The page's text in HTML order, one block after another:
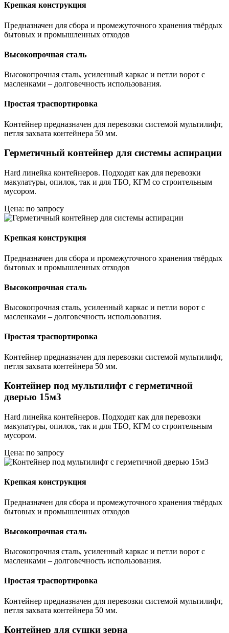
Крепкая конструкция
Предназначен для сбора и промежуточного хранения твёрдых
бытовых и промышленных отходов
Высокопрочная сталь
Высокопрочная сталь, усиленный каркас и петли ворот с
масленками – долговечность использования.
Простая траспортировка
Контейнер предназначен для перевозки системой мультилифт,
петля захвата контейнера 50 мм.
Герметичный контейнер для системы аспирации
Hard линейка контейнеров. Подходят как для перевозки
макулатуры, опилок, так и для ТБО, КГМ со строительным
мусором.
Цена: по запросу
Крепкая конструкция
Предназначен для сбора и промежуточного хранения твёрдых
бытовых и промышленных отходов
Высокопрочная сталь
Высокопрочная сталь, усиленный каркас и петли ворот с
масленками – долговечность использования.
Простая траспортировка
Контейнер предназначен для перевозки системой мультилифт,
петля захвата контейнера 50 мм.
Контейнер под мультилифт с герметичной
дверью 15м3
Hard линейка контейнеров. Подходят как для перевозки
макулатуры, опилок, так и для ТБО, КГМ со строительным
мусором.
Цена: по запросу
Крепкая конструкция
Предназначен для сбора и промежуточного хранения твёрдых
бытовых и промышленных отходов
Высокопрочная сталь
Высокопрочная сталь, усиленный каркас и петли ворот с
масленками – долговечность использования.
Простая траспортировка
Контейнер предназначен для перевозки системой мультилифт,
петля захвата контейнера 50 мм.
Контейнер для сушки зерна